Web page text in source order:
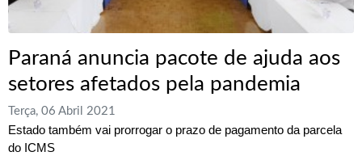
Paraná anuncia pacote de ajuda aos
setores afetados pela pandemia
Terça, 06 Abril 2021
Estado também vai prorrogar o prazo de pagamento da parcela
do ICMS